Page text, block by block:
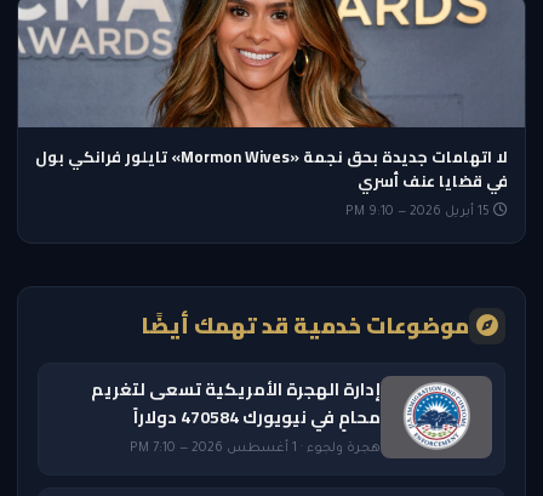
لا اتهامات جديدة بحق نجمة «Mormon Wives» تايلور فرانكي بول
في قضايا عنف أسري
موضوعات خدمية قد تهمك أيضًا
إدارة الهجرة الأمريكية تسعى لتغريم
محامٍ في نيويورك 470584 دولاراً
هجرة ولجوء · 1 أغسطس 2026 — 7:10 PM